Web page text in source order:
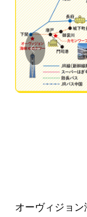
Prev
ious
オーヴィジョ